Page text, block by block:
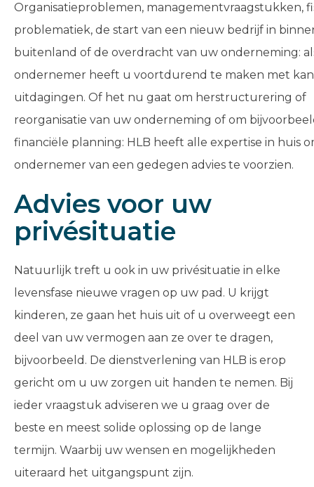
Organisatieproblemen, managementvraagstukken,
problematiek, de start van een nieuw bedrijf in
buitenland of de overdracht van uw onderneming:
ondernemer heeft u voortdurend te maken met
uitdagingen. Of het nu gaat om herstructurering of
reorganisatie van uw onderneming of om
financiële planning: HLB heeft alle expertise in huis
ondernemer van een gedegen advies te voorzien.
Advies voor uw
privésituatie
Natuurlijk treft u ook in uw privésituatie in elke
levensfase nieuwe vragen op uw pad. U krijgt
kinderen, ze gaan het huis uit of u overweegt een
deel van uw vermogen aan ze over te dragen,
bijvoorbeeld. De dienstverlening van HLB is erop
gericht om u uw zorgen uit handen te nemen. Bij
ieder vraagstuk adviseren we u graag over de
beste en meest solide oplossing op de lange
termijn. Waarbij uw wensen en mogelijkheden
uiteraard het uitgangspunt zijn.